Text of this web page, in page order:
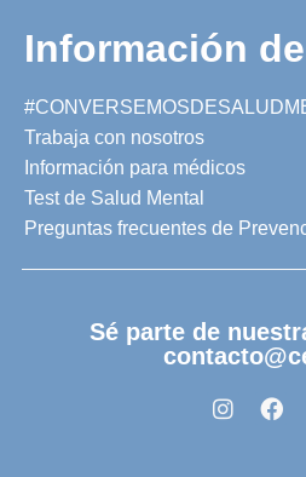
Información
Trabaja con nosotros
Información para médicos
Test de Salud Mental
Preguntas frecuentes de
Sé parte de